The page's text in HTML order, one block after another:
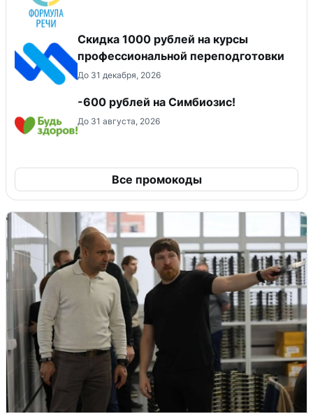
Скидка 1000 рублей на курсы
профессиональной переподготовки
До 31 декабря, 2026
-600 рублей на Симбиозис!
До 31 августа, 2026
Все промокоды